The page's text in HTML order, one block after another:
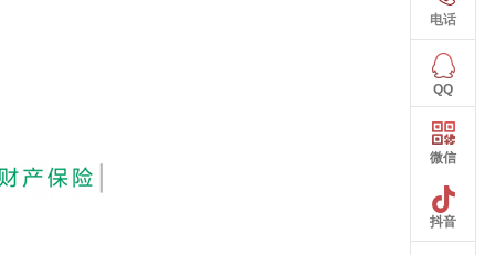
电话
QQ
微信
抖音